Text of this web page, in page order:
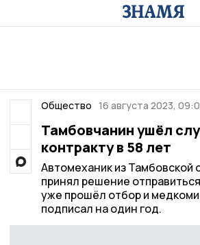
Общество 16 августа 2023,
Тамбовчанин ушёл
контракту в 58 лет
Автомеханик из Тамбовской
принял решение
уже прошёл отбор и
подписал на один год.